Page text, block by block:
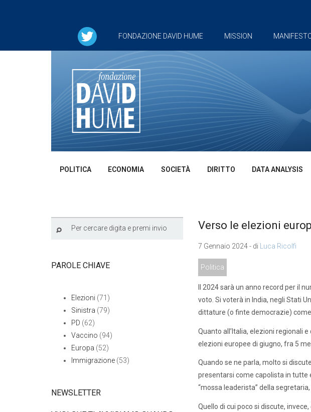
FONDAZIONE DAVID HUME MISSION
POLITICA ECONOMIA SOCIETÀ DIRITTO DATA ANALYSIS
Verso le elezioni
7 Gennaio 2024 - di Luca Ricolfi
Politica
Il 2024 sarà un anno record per il
voto. Si voterà in India, negli Stati
dittature (o finte democrazie) come
Quanto all’Italia, elezioni regionali
elezioni europee di giugno, fra 5
Quando se ne parla, molto si
presentarsi come capolista in tutte
“mossa leaderista” della
Quello di cui poco si discute,
PAROLE CHIAVE
Elezioni (71)
Sinistra (79)
PD (62)
Vaccino (94)
Europa (52)
Immigrazione (53)
NEWSLETTER